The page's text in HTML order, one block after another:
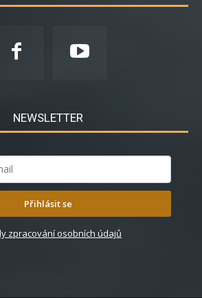
NEWSLETTER
Přihlásit se
zpracování osobních údajů